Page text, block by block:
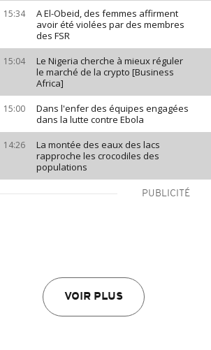
15:34
A El-Obeid, des femmes affirment
avoir été violées par des membres
des FSR
15:04
Le Nigeria cherche à mieux réguler
le marché de la crypto [Business
Africa]
15:00
Dans l'enfer des équipes engagées
dans la lutte contre Ebola
14:26
La montée des eaux des lacs
rapproche les crocodiles des
populations
PUBLICITÉ
VOIR PLUS